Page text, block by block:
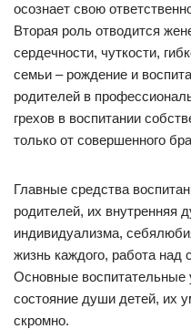
осознает свою
Вторая роль отводится
сердечности, чуткости,
семьи – рождение и
родителей в
грехов в воспитании
только от совершенного
Главные средства
родителей, их внутренняя
индивидуализма,
жизнь каждого, работа над
Основные воспитательные
состояние души детей, их
скромно.